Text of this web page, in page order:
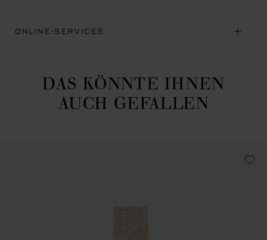
ONLINE-SERVICES
DAS KÖNNTE IHNEN
AUCH GEFALLEN